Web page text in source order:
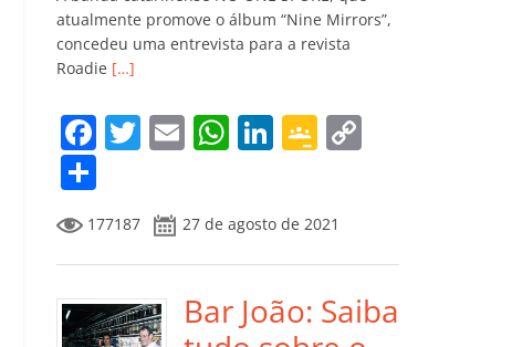
atualmente promove o álbum “Nine Mirrors”,
concedeu uma entrevista para a revista
Roadie […]
F
e
b
o
T
itt
er
E
l
W
s
A
p
Li
e
dI
n
G
gl
e
Cl
Li
n
o
m
p
ar
177187 27 de agosto de 2021
Bar João: Saiba